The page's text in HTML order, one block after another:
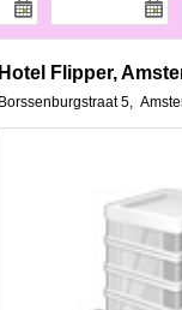
Hotel Flipper,
Borssenburgstraat 5,